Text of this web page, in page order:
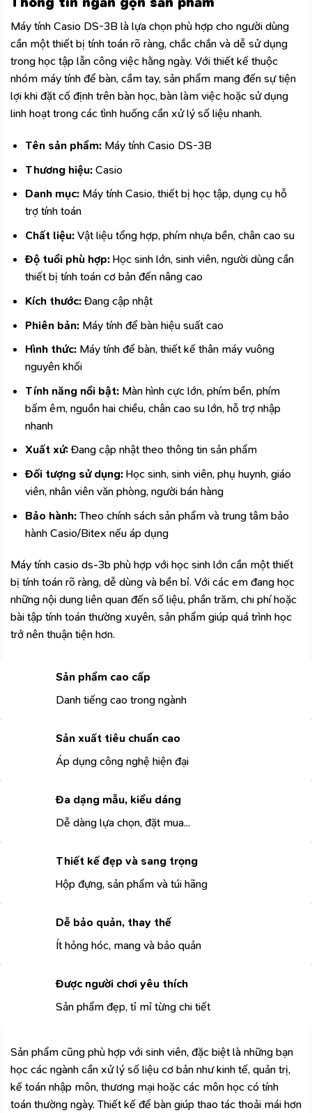
Máy tính Casio DS-3B là lựa chọn phù hợp cho người dùng
cần một thiết bị tính toán rõ ràng, chắc chắn và dễ sử dụng
trong học tập lẫn công việc hằng ngày. Với thiết kế thuộc
nhóm máy tính để bàn, cầm tay, sản phẩm mang đến sự tiện
lợi khi đặt cố định trên bàn học, bàn làm việc hoặc sử dụng
linh hoạt trong các tình huống cần xử lý số liệu nhanh.
Tên sản phẩm:Máy tính Casio DS-3B
Thương hiệu:Casio
Danh mục:Máy tính Casio, thiết bị học tập, dụng cụ hỗ
trợ tính toán
Chất liệu:Vật liệu tổng hợp, phím nhựa bền, chân cao su
Độ tuổi phù hợp:Học sinh lớn, sinh viên, người dùng cần
thiết bị tính toán cơ bản đến nâng cao
Kích thước:Đang cập nhật
Phiên bản:Máy tính để bàn hiệu suất cao
Hình thức:Máy tính để bàn, thiết kế thân máy vuông
nguyên khối
Tính năng nổi bật:Màn hình cực lớn, phím bền, phím
bấm êm, nguồn hai chiều, chân cao su lớn, hỗ trợ nhập
nhanh
Xuất xứ:Đang cập nhật theo thông tin sản phẩm
Đối tượng sử dụng:Học sinh, sinh viên, phụ huynh, giáo
viên, nhân viên văn phòng, người bán hàng
Bảo hành:Theo chính sách sản phẩm và trung tâm bảo
hành Casio/Bitex nếu áp dụng
Máy tính casio ds-3b phù hợp với học sinh lớn cần một thiết
bị tính toán rõ ràng, dễ dùng và bền bỉ. Với các em đang học
những nội dung liên quan đến số liệu, phần trăm, chi phí hoặc
bài tập tính toán thường xuyên, sản phẩm giúp quá trình học
trở nên thuận tiện hơn.
Sản phẩm cao cấp
Danh tiếng cao trong ngành
Sản xuất tiêu chuẩn cao
Áp dụng công nghệ hiện đại
Đa dạng mẫu, kiểu dáng
Dễ dàng lựa chọn, đặt mua...
Thiết kế đẹp và sang trọng
Hộp đựng, sản phẩm và túi hãng
Dễ bảo quản, thay thế
Ít hỏng hóc, mang và bảo quản
Được người chơi yêu thích
Sản phẩm đẹp, tỉ mỉ từng chi tiết
Sản phẩm cũng phù hợp với sinh viên, đặc biệt là những bạn
học các ngành cần xử lý số liệu cơ bản như kinh tế, quản trị,
kế toán nhập môn, thương mại hoặc các môn học có tính
toán thường ngày. Thiết kế để bàn giúp thao tác thoải mái hơn